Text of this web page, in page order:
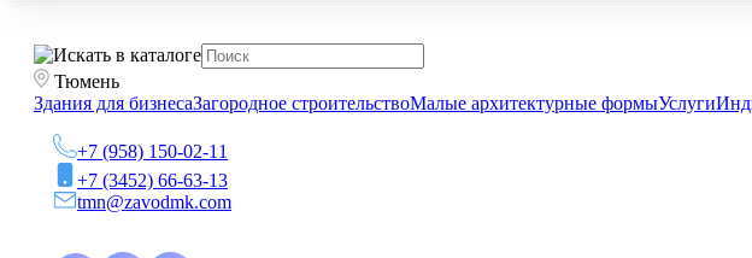
Тюмень
Здания для бизнесаЗагородное строительствоМалые архитектурные формыУслуги
+7 (958) 150-02-11
+7 (3452) 66-63-13
tmn@zavodmk.com